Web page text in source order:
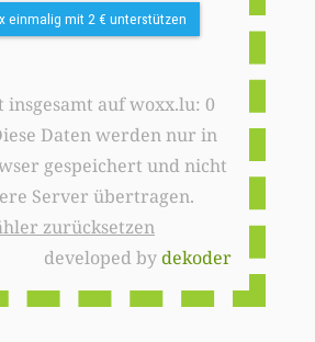
einmalig mit 2 € unterstützen
auf woxx.lu: 0
Daten werden nur in
gespeichert und nicht
Server übertragen.
zurücksetzen
developed bydekoder